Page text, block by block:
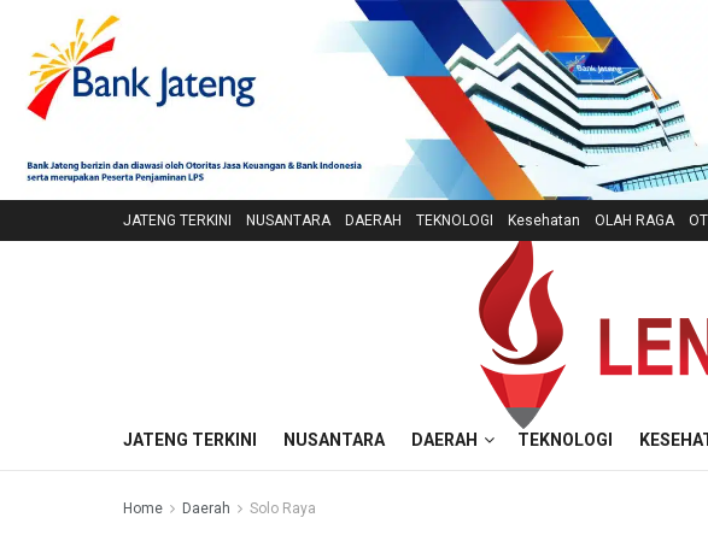
JATENG TERKINI NUSANTARA DAERAH TEKNOLOGI Kesehatan OLAH RAGA
JATENG TERKINI NUSANTARA DAERAH TEKNOLOGI
Home Daerah Solo Raya